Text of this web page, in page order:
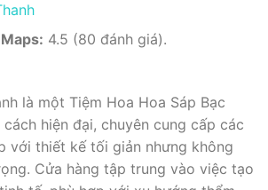
4.5 (80 đánh giá).
là một Tiệm Hoa Hoa Sáp Bạc
hiện đại, chuyên cung cấp các
với thiết kế tối giản nhưng không
Cửa hàng tập trung vào việc tạo